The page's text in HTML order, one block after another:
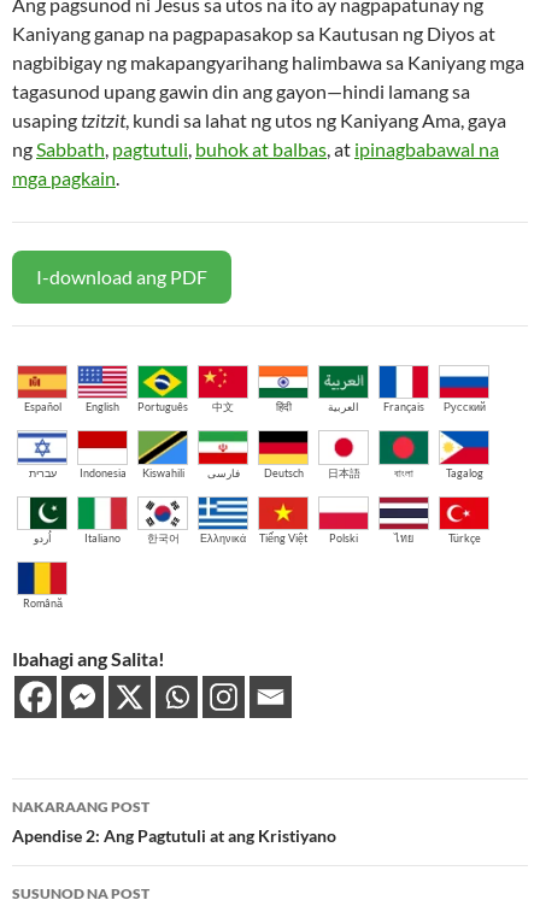
Kaniyang ganap na pagpapasakop sa Kautusan ng Diyos at
nagbibigay ng makapangyarihang halimbawa sa Kaniyang mga
tagasunod upang gawin din ang gayon—hindi lamang sa
usapingtzitzit, kundi sa lahat ng utos ng Kaniyang Ama, gaya
ngSabbath, pagtutuli, buhok at balbas, at ipinagbabawal na
mga pagkain.
I-download ang PDF
Español English Português 中文 हिंदी العربية Français Русский
עברית Indonesia Kiswahili فارسی Deutsch 日本語 বাংলা Tagalog
اُردو Italiano 한국어 Ελληνικά Tiếng Việt Polski ไทย Türkçe
Română
Ibahagi ang Salita!
Post
navigation
NAKARAANG POST
Apendise 2: Ang Pagtutuli at ang Kristiyano
SUSUNOD NA POST